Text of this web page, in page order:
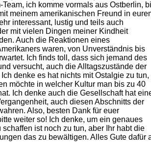
Team, ich komme vormals aus Ostberlin,
meinem amerikanischen Freund in
interessant, lustig und teils auch
mit vielen Dingen meiner Kindheit
Auch die Reaktionen eines
waren, von Unverständnis bis
Ich finds toll, dass sich jemand des
versucht, auch die Alltagszustände der
denke es hat nichts mit Ostalgie zu tun,
möchte in welcher Kultur man bis zu 40
Ich denke auch die Gesellschaft hat
auch diesen Abschnitts der
Also, besten Dank für euer
weiter so! Ich denke, um ein genaues
ist noch zu tun, aber Ihr habt die
das zu bewältigen. Alles Gute dafür